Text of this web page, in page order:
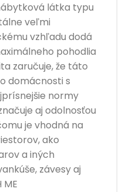
látka typu
veľmi
vzhľadu dodá
pohodlia
zaručuje, že táto
domácnosti s
normy
aj odolnosťou
je vhodná na
ako
a iných
závesy aj